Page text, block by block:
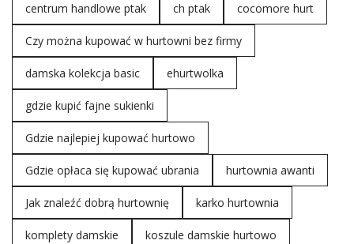
centrum handlowe ptak ch ptak cocomore hurt
Czy można kupować w hurtowni bez firmy
damska kolekcja basic ehurtwolka
gdzie kupić fajne sukienki
Gdzie najlepiej kupować hurtowo
Gdzie opłaca się kupować ubrania hurtownia awanti
Jak znaleźć dobrą hurtownię karko hurtownia
komplety damskie koszule damskie hurtowo